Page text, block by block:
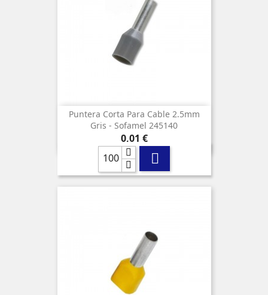
Puntera Corta Para Cable 2.5mm
Gris - Sofamel 245140
Precio
0,01 €
